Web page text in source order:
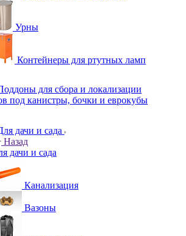
Урны
Контейнеры для ртутных ламп
для сбора и локализации
под канистры, бочки и еврокубы
дачи и сада
Назад
дачи и сада
Канализация
Вазоны